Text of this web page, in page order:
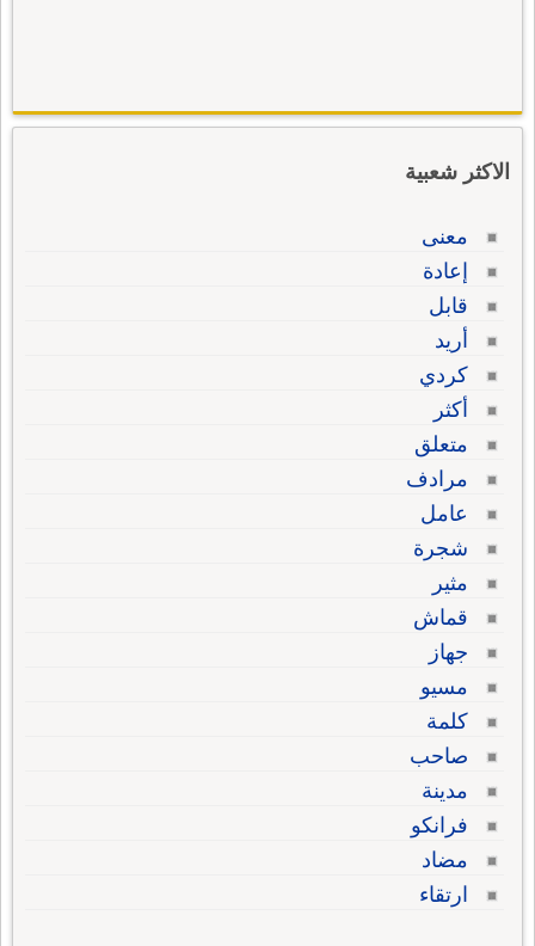
الاكثر شعبية
معنى
إعادة
قابل
أريد
كردي
أكثر
متعلق
مرادف
عامل
شجرة
مثير
قماش
جهاز
مسيو
كلمة
صاحب
مدينة
فرانكو
مضاد
ارتقاء